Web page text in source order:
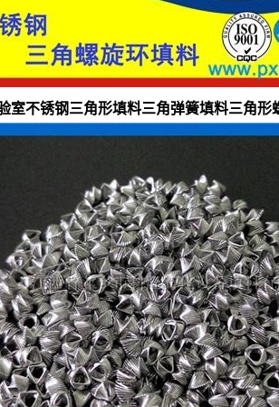
室不锈钢三角形填料三角弹簧填料三角形